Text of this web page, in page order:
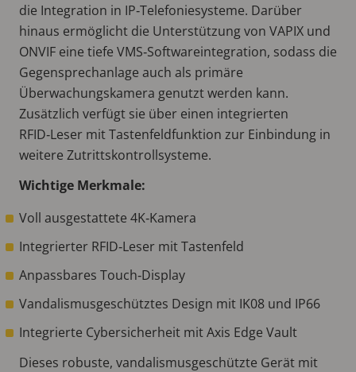
die Integration in IP‑Telefoniesysteme. Darüber
hinaus ermöglicht die Unterstützung von VAPIX und
ONVIF eine tiefe VMS‑Softwareintegration, sodass die
Gegensprechanlage auch als primäre
Überwachungskamera genutzt werden kann.
Zusätzlich verfügt sie über einen integrierten
RFID‑Leser mit Tastenfeldfunktion zur Einbindung in
weitere Zutrittskontrollsysteme.
Wichtige Merkmale:
Voll ausgestattete 4K‑Kamera
Integrierter RFID‑Leser mit Tastenfeld
Anpassbares Touch‑Display
Vandalismusgeschütztes Design mit IK08 und IP66
Integrierte Cybersicherheit mit Axis Edge Vault
Dieses robuste, vandalismusgeschützte Gerät mit